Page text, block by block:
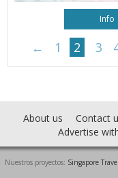
Info
← 1 2 3
About us Contact
Advertise
Nuestros proyectos: Singapore